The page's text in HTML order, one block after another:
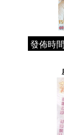
發佈時間